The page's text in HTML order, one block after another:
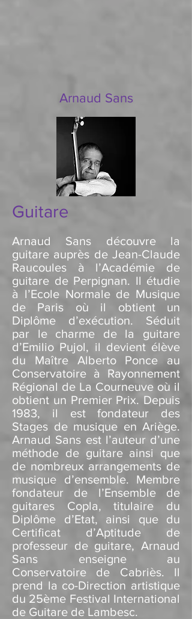
Arnaud Sans
Guitare
Arnaud Sans découvre la
guitare auprès de Jean-Claude
Raucoules à l’Académie de
guitare de Perpignan. Il étudie
à l’Ecole Normale de Musique
de Paris où il obtient un
Diplôme d’exécution. Séduit
par le charme de la guitare
d’Emilio Pujol, il devient élève
du Maître Alberto Ponce au
Conservatoire à Rayonnement
Régional de La Courneuve où il
obtient un Premier Prix. Depuis
1983, il est fondateur des
Stages de musique en Ariège.
Arnaud Sans est l’auteur d’une
méthode de guitare ainsi que
de nombreux arrangements de
musique d’ensemble. Membre
fondateur de l’Ensemble de
guitares Copla, titulaire du
Diplôme d’Etat, ainsi que du
Certificat d’Aptitude de
professeur de guitare, Arnaud
Sans enseigne au
Conservatoire de Cabriès. Il
prend la co-Direction artistique
du 25ème Festival International
de Guitare de Lambesc.